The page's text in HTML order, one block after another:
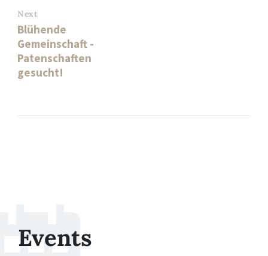
Next
Blühende
Gemeinschaft -
Patenschaften
gesucht!
Events